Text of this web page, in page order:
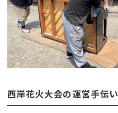
西岸花火大会の運営手伝い